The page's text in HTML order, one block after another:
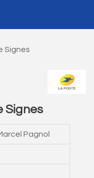
Signes
Signes
Pagnol